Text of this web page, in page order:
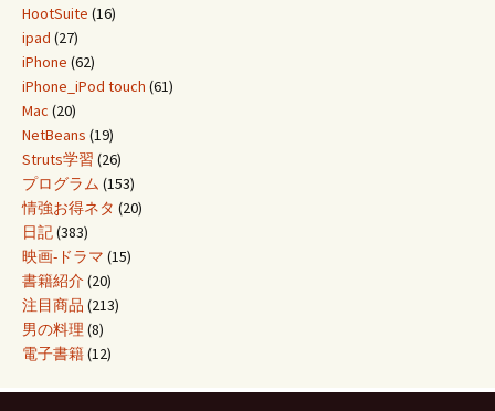
HootSuite (16)
ipad (27)
iPhone (62)
iPhone_iPod touch (61)
Mac (20)
NetBeans (19)
Struts学習 (26)
プログラム (153)
情強お得ネタ (20)
日記(383)
映画-ドラマ (15)
書籍紹介(20)
注目商品 (213)
男の料理 (8)
電子書籍(12)